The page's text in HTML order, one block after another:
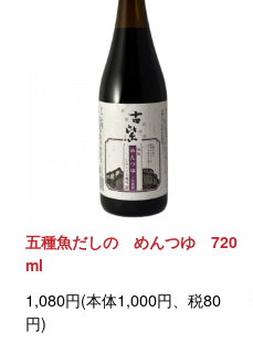
五種魚だしの めんつゆ 720
ml
1,080円(本体1,000円、税80
円)